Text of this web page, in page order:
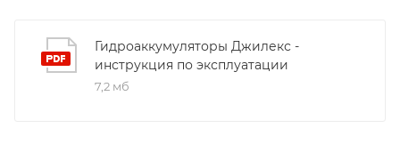
Гидроаккумуляторы Джилекс -
инструкция по эксплуатации
7,2 мб